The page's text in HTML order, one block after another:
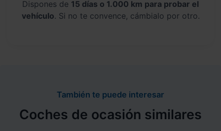
Dispones de 15 días o 1.000 km para probar el
vehículo. Si no te convence, cámbialo por otro.
También te puede interesar
Coches de ocasión similares